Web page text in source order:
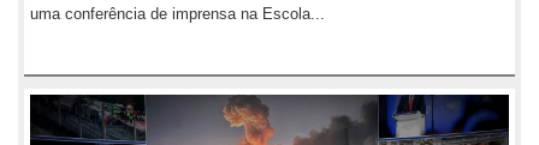
uma conferência de imprensa na Escola...